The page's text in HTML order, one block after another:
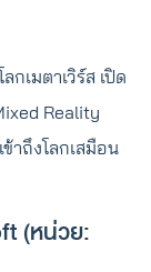
เมตาเวิร์ส เปิด
Reality
าถึงโลกเสมือน
(หน่วย: